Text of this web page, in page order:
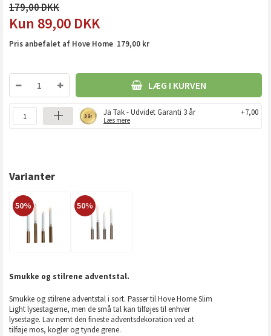
179,00
89,00 DKK
Pris anbefalet af Hove Home 179,00 kr
LÆG I KURVEN
Ja Tak - Udvidet Garanti 3 år
Læs mere
+7,00
Varianter
50% 50%
Smukke og stilrene adventstal.
Smukke og stilrene adventstal i sort. Passer til Hove Home Slim
Light lysestagerne, men de små tal kan tilføjes til enhver
lysestage. Lav nemt den fineste adventsdekoration ved at
tilføje mos, kogler og tynde grene.